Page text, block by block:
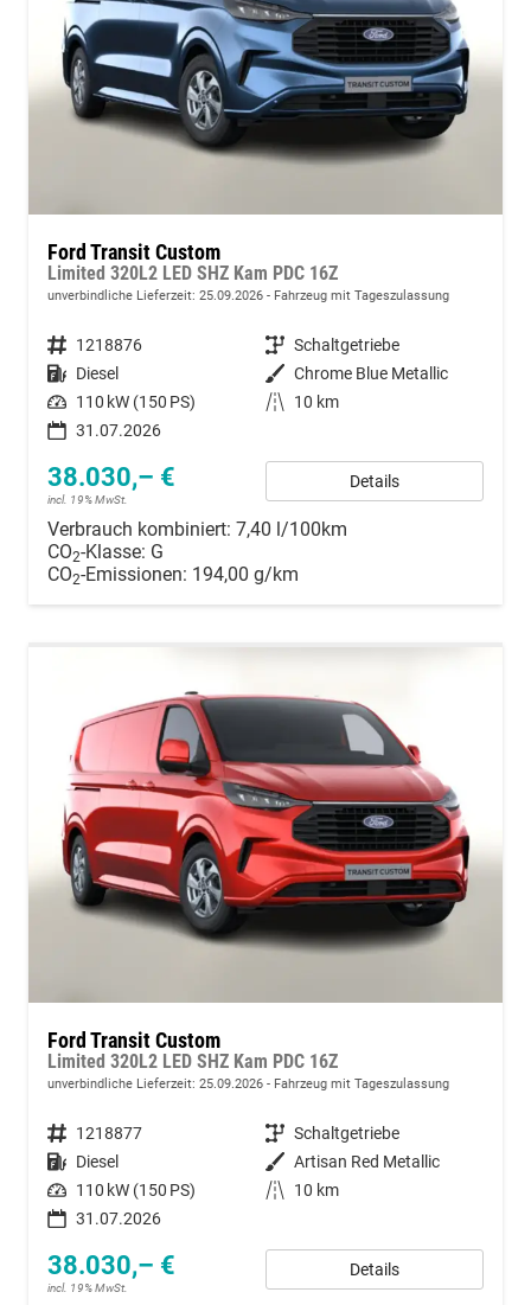
Ford Transit Custom
Limited 320L2 LED SHZ Kam PDC 16Z
unverbindliche Lieferzeit: 25.09.2026 Fahrzeug mit Tageszulassung
Fahrzeugnummer 1218876 Getriebe Schaltgetriebe
Kraftstoff Diesel Außenfarbe Chrome Blue Metallic
Leistung 110 kW (150 PS) Kilometerstand
10 km
31.07.2026
38.030,– €
incl. 19% MwSt.
Details
Verbrauch kombiniert: 7,40 l/100km
CO2-Klasse: G
CO2-Emissionen: 194,00 g/km
Ford Transit Custom
Limited 320L2 LED SHZ Kam PDC 16Z
unverbindliche Lieferzeit: 25.09.2026 Fahrzeug mit Tageszulassung
Fahrzeugnummer 1218877 Getriebe Schaltgetriebe
Kraftstoff Diesel Außenfarbe Artisan Red Metallic
Leistung 110 kW (150 PS) Kilometerstand
10 km
31.07.2026
38.030,– €
incl. 19% MwSt.
Details